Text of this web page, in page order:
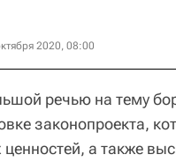
2020, 08:00
речью на тему
законопроекта,
а также